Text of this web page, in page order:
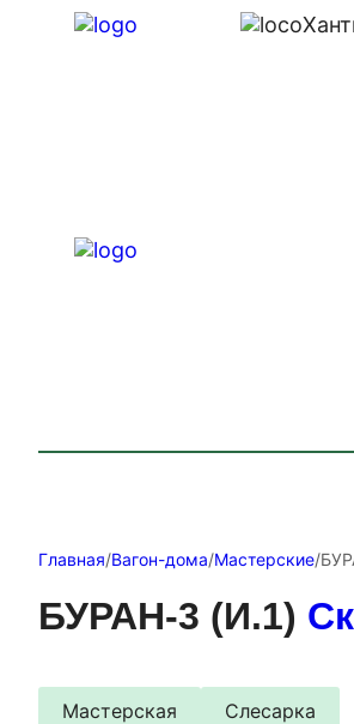
Главная/Вагон-дома/Мастерские/
БУРАН-3 (И.1)
Мастерская Слесарка